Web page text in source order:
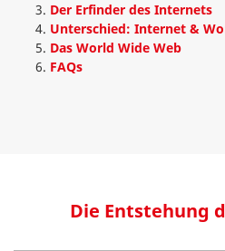
Der Erfinder des Internets
Unterschied: Internet &
Das World Wide Web
FAQs
Die Entstehung